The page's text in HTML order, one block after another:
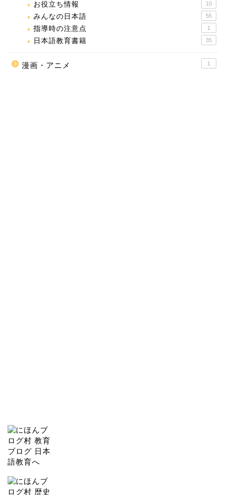
お役立ち情報 10
みんなの日本語 55
指導時の注意点 1
日本語教育書籍 35
漫画・アニメ 1